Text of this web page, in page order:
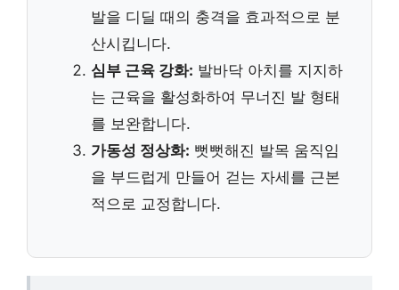
발을 디딜 때의 충격을 효과적으로 분
산시킵니다.
심부 근육 강화: 발바닥 아치를 지지하
는 근육을 활성화하여 무너진 발 형태
를 보완합니다.
가동성 정상화: 뻣뻣해진 발목 움직임
을 부드럽게 만들어 걷는 자세를 근본
적으로 교정합니다.